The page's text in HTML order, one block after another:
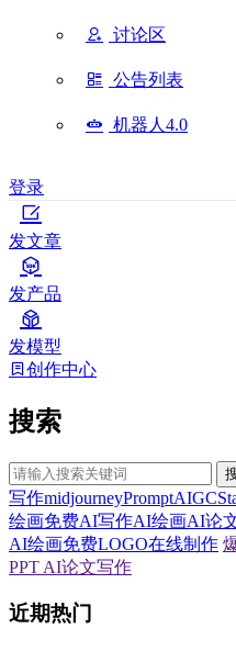
讨论区
公告列表
机器人4.0
登录
发文章
发产品
发模型
创作中心
搜索
写作midjourneyPromptAIGC
绘画免费AI写作AI绘画AI论
AI绘画免费LOGO在线制作
PPT AI论文写作
近期热门